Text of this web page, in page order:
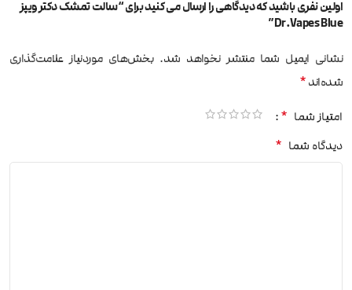
اولین نفری باشید که دیدگاهی را ارسال می کنید برای “سالت تمشک دکتر ویپز
Dr.Vapes Blue”
نشانی ایمیل شما منتشر نخواهد شد. بخش‌های موردنیاز علامت‌گذاری
شده‌اند*
امتیاز شما *
دیدگاه شما *